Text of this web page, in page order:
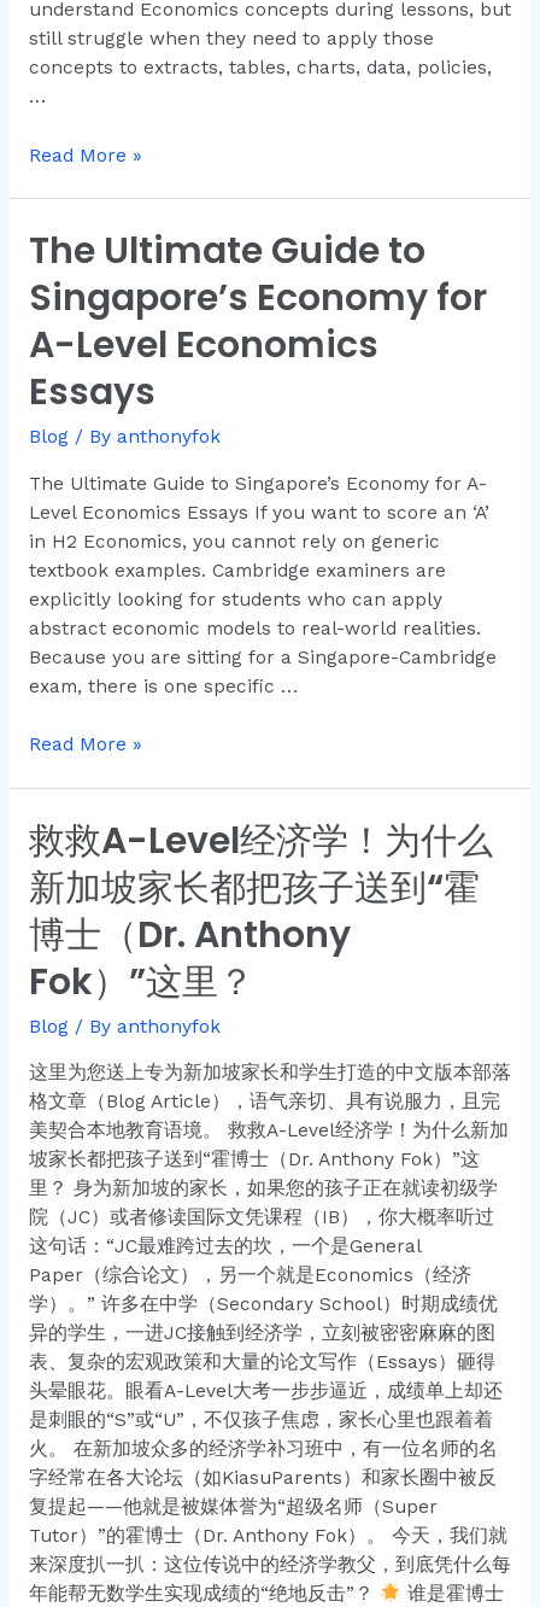
understand Economics concepts during lessons, but
still struggle when they need to apply those
concepts to extracts, tables, charts, data, policies,
…
Economics
Read More »
The Ultimate Guide to
Singapore’s Economy for
A-Level Economics
Essays
Blog/ By anthonyfok
The Ultimate Guide to Singapore’s Economy for A-
Level Economics Essays If you want to score an ‘A’
in H2 Economics, you cannot rely on generic
textbook examples. Cambridge examiners are
explicitly looking for students who can apply
abstract economic models to real-world realities.
Because you are sitting for a Singapore-Cambridge
exam, there is one specific …
The
Ultimate
Guide
to
Singapore’s
Economy
A-
Level
Economics
Essays
Read More »
救救A-Level经济学！为什么
新加坡家长都把孩子送到“霍
博士（Dr. Anthony
Fok）”这里？
Blog/ By anthonyfok
这里为您送上专为新加坡家长和学生打造的中文版本部落
格文章（Blog Article），语气亲切、具有说服力，且完
美契合本地教育语境。 救救A-Level经济学！为什么新加
坡家长都把孩子送到“霍博士（Dr. Anthony Fok）”这
里？ 身为新加坡的家长，如果您的孩子正在就读初级学
院（JC）或者修读国际文凭课程（IB），你大概率听过
这句话：“JC最难跨过去的坎，一个是General
Paper（综合论文），另一个就是Economics（经济
学）。” 许多在中学（Secondary School）时期成绩优
异的学生，一进JC接触到经济学，立刻被密密麻麻的图
表、复杂的宏观政策和大量的论文写作（Essays）砸得
头晕眼花。眼看A-Level大考一步步逼近，成绩单上却还
是刺眼的“S”或“U”，不仅孩子焦虑，家长心里也跟着着
火。 在新加坡众多的经济学补习班中，有一位名师的名
字经常在各大论坛（如KiasuParents）和家长圈中被反
复提起——他就是被媒体誉为“超级名师（Super
Tutor）”的霍博士（Dr. Anthony Fok）。 今天，我们就
来深度扒一扒：这位传说中的经济学教父，到底凭什么每
年能帮无数学生实现成绩的“绝地反击”？
谁是霍博士
救
救
A-
Level
经
济
为
什
么
新
加
坡
家
长
都
把
孩
子
送
到“霍
博
士
（Dr.
Anthony
Fok）”这
里？